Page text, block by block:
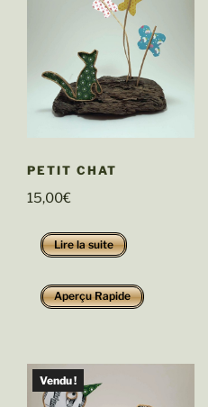
PETIT CHAT
15,00€
Lire la suite
Aperçu Rapide
Vendu !